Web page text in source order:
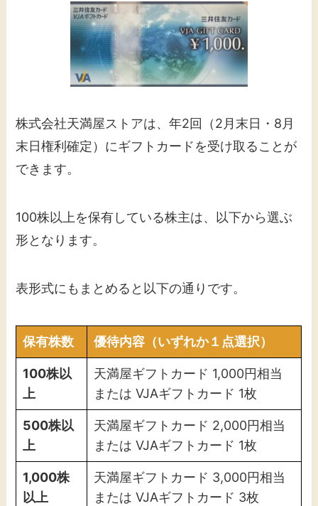
株式会社天満屋ストアは、年2回（2月末日・8月
末日権利確定）にギフトカードを受け取ることが
できます。
100株以上を保有している株主は、以下から選ぶ
形となります。
表形式にもまとめると以下の通りです。
保有株数 優待内容（いずれか１点選択）
100株以
上
天満屋ギフトカード 1,000円相当
または VJAギフトカード 1枚
500株以
上
天満屋ギフトカード 2,000円相当
または VJAギフトカード 1枚
1,000株
以上
天満屋ギフトカード 3,000円相当
または VJAギフトカード 3枚